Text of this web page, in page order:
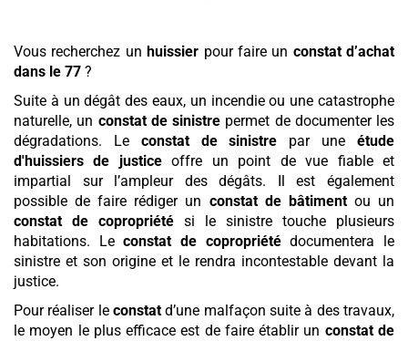
Vous recherchez un huissier pour faire un constat d’achat
dans le 77 ?
Suite à un dégât des eaux, un incendie ou une catastrophe
naturelle, un constat de sinistre permet de documenter les
dégradations. Le constat de sinistre par uneétude
d'huissiers de justiceoffre un point de vue fiable et
impartial sur l’ampleur des dégâts. Il est également
possible de faire rédiger un constat de bâtimentou un
constat de copropriété si le sinistre touche plusieurs
habitations. Leconstat de copropriétédocumentera le
sinistre et son origine et le rendra incontestable devant la
justice.
Pour réaliser le constat d’une malfaçon suite à des travaux,
le moyen le plus efficace est de faire établir un constat de